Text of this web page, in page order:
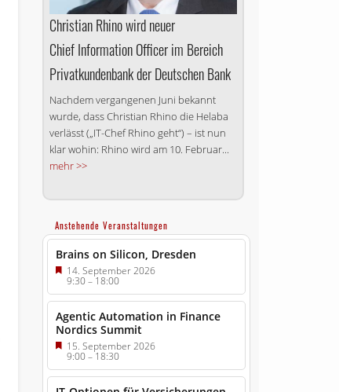
Christian Rhino wird neuer
Chief Information Officer im Bereich
Privatkundenbank der Deutschen Bank
Nachdem vergangenen Juni bekannt
wurde, dass Christian Rhino die Helaba
verlässt („IT-Chef Rhino geht“) – ist nun
klar wohin: Rhino wird am 10. Februar...
mehr >>
Anstehende Veranstaltungen
Brains on Silicon, Dresden
14. September 2026
9:30–18:00
Agentic Automation in Finance
Nordics Summit
15. September 2026
9:00–18:30